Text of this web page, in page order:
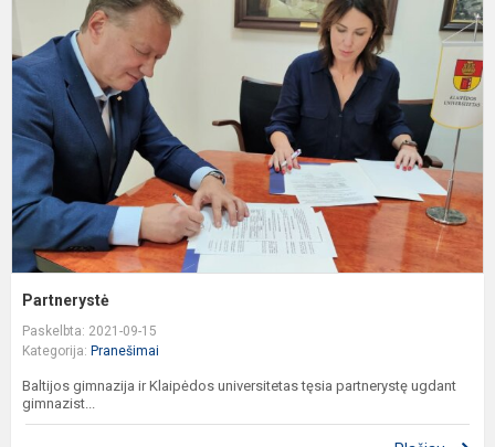
Partnerystė
Paskelbta: 2021-09-15
Kategorija: Pranešimai
Baltijos gimnazija ir Klaipėdos universitetas tęsia partnerystę ugdant
gimnazist...